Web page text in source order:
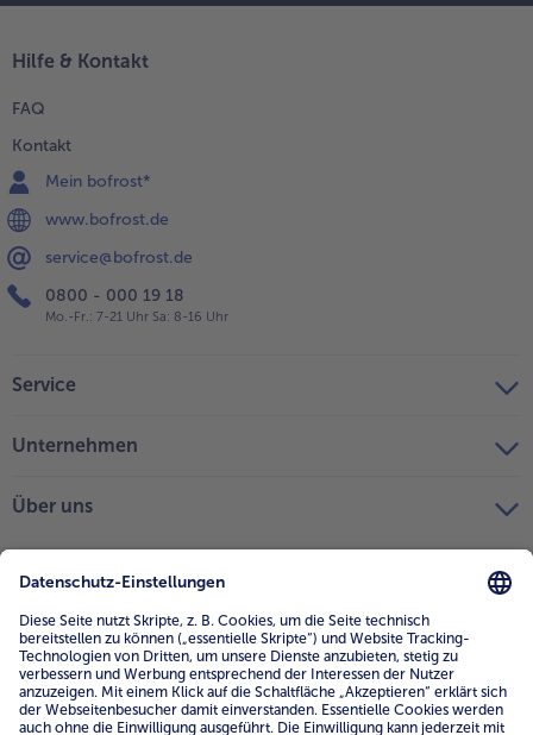
Hilfe & Kontakt
FAQ
Kontakt
Mein bofrost*
www.bofrost.de
service@bofrost.de
0800 - 000 19 18
Mo.-Fr.: 7-21 Uhr Sa: 8-16 Uhr
Service
Unternehmen
Über uns